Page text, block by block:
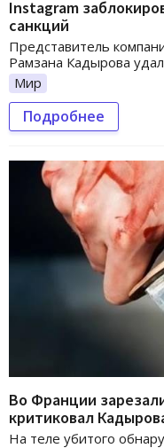
Instagram
санкций
Представитель
Рамзана Кадырова
Мир
Подробнее
Во Франции
критиковал
На теле убитого